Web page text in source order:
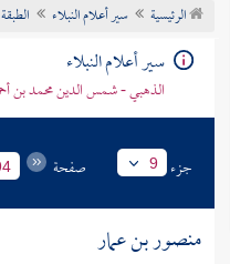
تراجم الأعلام
الرئيسية سير أعلام النبلاء
سير أعلام النبلاء
الذهبي - شمس الدين محمد بن
جزء 9 صفحة
منصور بن عمار